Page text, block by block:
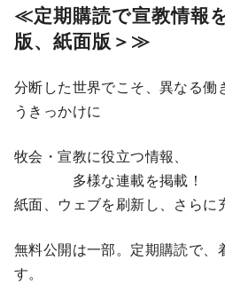
≪定期購読で宣教情報
版、紙面版＞≫
分断した世界でこそ、異なる働
うきっかけに
牧会・宣教に役立つ情報、
多様な連載を掲載！
紙面、ウェブを刷新し、さらに
無料公開は一部。定期購読で、
す。